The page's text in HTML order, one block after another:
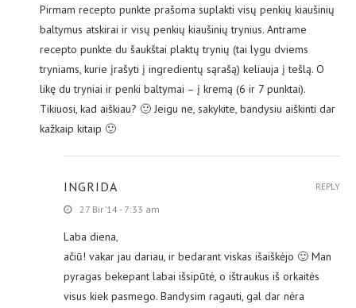
Pirmam recepto punkte prašoma suplakti visų penkių kiaušinių
baltymus atskirai ir visų penkių kiaušinių trynius. Antrame
recepto punkte du šaukštai plaktų trynių (tai lygu dviems
tryniams, kurie įrašyti į ingredientų sąrašą) keliauja į tešlą. O
likę du tryniai ir penki baltymai – į kremą (6 ir 7 punktai).
Tikiuosi, kad aiškiau? 🙂 Jeigu ne, sakykite, bandysiu aiškinti dar
kažkaip kitaip 🙂
INGRIDA
27 Bir ’14 - 7:33 am
Laba diena,
ačiū! vakar jau dariau, ir bedarant viskas išaiškėjo 🙂 Man
pyragas bekepant labai išsipūtė, o ištraukus iš orkaitės
visus kiek pasmego. Bandysim ragauti, gal dar nėra
REPLY